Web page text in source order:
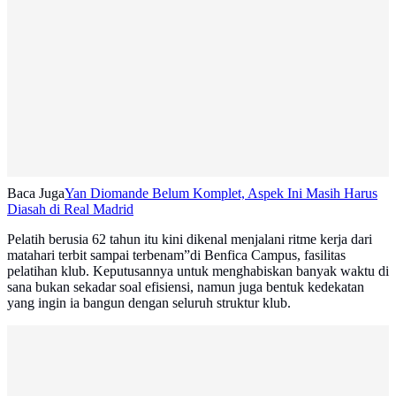
Baca JugaYan Diomande Belum Komplet, Aspek Ini Masih Harus
Diasah di Real Madrid
Pelatih berusia 62 tahun itu kini dikenal menjalani ritme kerja dari
matahari terbit sampai terbenam”di Benfica Campus, fasilitas
pelatihan klub. Keputusannya untuk menghabiskan banyak waktu di
sana bukan sekadar soal efisiensi, namun juga bentuk kedekatan
yang ingin ia bangun dengan seluruh struktur klub.